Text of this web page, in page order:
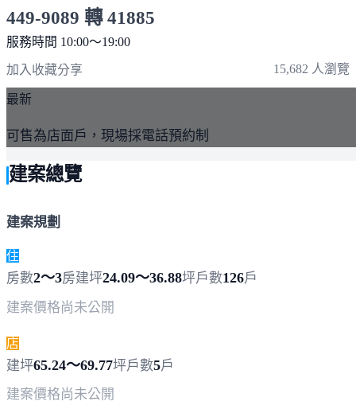
449-9089 轉 41885
服務時間 10:00～19:00
加入收藏分享 15,682 人瀏覽
最新
可售為店面戶，現場採電話預約制
建案總覽
建案規劃
住
房數2～3房建坪24.09～36.88坪戶數126戶
建案價格尚未公開
店
建坪65.24～69.77坪戶數5戶
建案價格尚未公開